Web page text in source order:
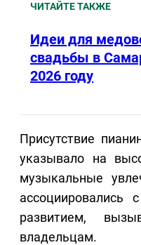
ЧИТАЙТЕ ТАКЖЕ
Идеи для
свадьбы в
2026 году
Присутствие
указывало на
музыкальные
ассоциировались
развитием,
владельцам.